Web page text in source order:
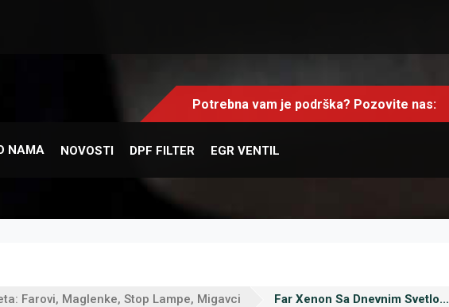
Potrebna vam je podrška? Pozovite nas:
NAMA NOVOSTI DPF FILTER EGR VENTIL
Farovi, Maglenke, Stop Lampe, Migavci Far Xenon Sa Dnevnim Svetlo...